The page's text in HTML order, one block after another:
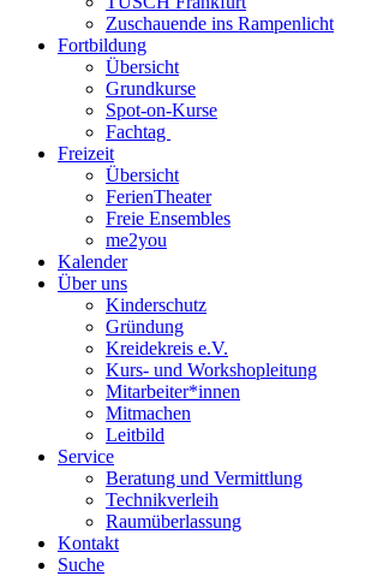
Zuschauende ins Rampenlicht
Fortbildung
Übersicht
Grundkurse
Spot-on-Kurse
Fachtag
Freizeit
Übersicht
FerienTheater
Freie Ensembles
me2you
Kalender
Über uns
Kinderschutz
Gründung
Kreidekreis e.V.
Kurs- und Workshopleitung
Mitarbeiter*innen
Mitmachen
Leitbild
Service
Beratung und Vermittlung
Technikverleih
Raumüberlassung
Kontakt
Suche